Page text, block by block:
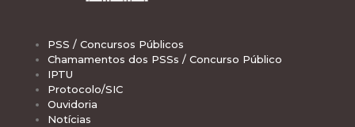
PSS / Concursos Públicos
Chamamentos dos PSSs / Concurso Público
IPTU
Protocolo/SIC
Ouvidoria
Notícias